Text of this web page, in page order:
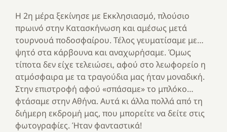
Η 2η μέρα ξεκίνησε με Εκκλησιασμό, πλούσιο
πρωινό στην Κατασκήνωση και αμέσως μετά
τουρνουά ποδοσφαίρου. Τέλος γευματίσαμε με…
ψητό στα κάρβουνα και αναχωρήσαμε. Όμως
τίποτα δεν είχε τελειώσει, αφού στο λεωφορείο η
ατμόσφαιρα με τα τραγούδια μας ήταν μοναδική.
Στην επιστροφή αφού «σπάσαμε» το μπλόκο…
φτάσαμε στην Αθήνα. Αυτά κι άλλα πολλά από τη
διήμερη εκδρομή μας, που μπορείτε να δείτε στις
φωτογραφίες. Ήταν φανταστικά!